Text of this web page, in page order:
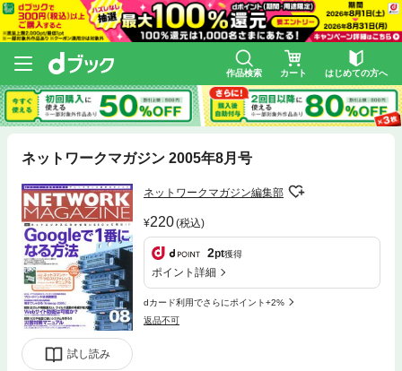
作品検索 カート はじめての方へ
ネットワークマガジン 2005年8月号
試し読み
ネットワークマガジン編集部
220(税込)
2pt獲得
ポイント詳細
dカード利用でさらにポイント+2%
返品不可